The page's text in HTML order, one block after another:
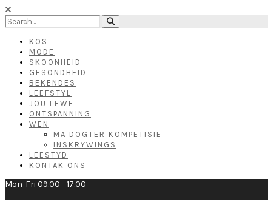
KOS
MODE
SKOONHEID
GESONDHEID
BEKENDES
LEEFSTYL
JOU LEWE
ONTSPANNING
WEN
MA DOGTER KOMPETISIE
INSKRYWINGS
LEESTYD
KONTAK ONS
Mon-Fri 09.00 - 17.00